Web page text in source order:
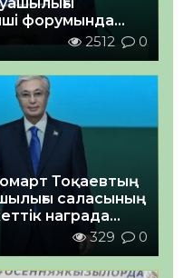
форумында
2512 0
Тоқаевтың
саласының
награда
329 0